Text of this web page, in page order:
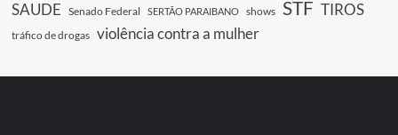
SAUDE Senado Federal SERTÃO PARAIBANO shows STF TIROS
tráfico de drogas violência contra a mulher